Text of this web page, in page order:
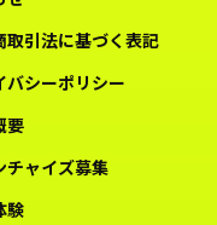
取引法に基づく表記
バシーポリシー
要
チャイズ募集
験